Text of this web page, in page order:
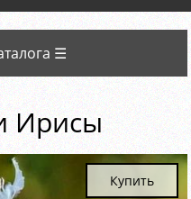
☰
Ирисы
Купить